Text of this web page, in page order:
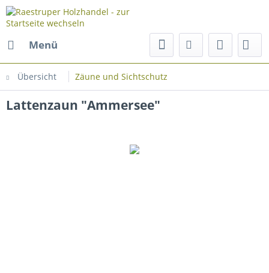
Menü
Übersicht Zäune und Sichtschutz
Lattenzaun "Ammersee"